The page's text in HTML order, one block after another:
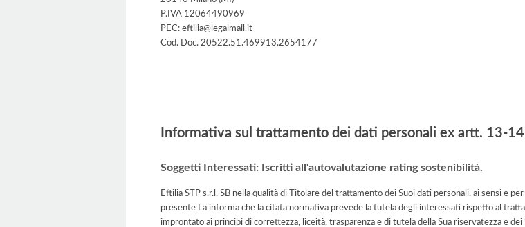
P.IVA 12064490969
PEC: eftilia@legalmail.it
Cod. Doc. 20522.51.469913.2654177
Informativa sul trattamento dei dati personali ex artt. 13-
Soggetti Interessati: Iscritti all'autovalutazione rating sostenibilità.
Eftilia STP s.r.l. SB nella qualità di Titolare del trattamento dei Suoi dati personali, ai sensi e
presente La informa che la citata normativa prevede la tutela degli interessati rispetto al
improntato ai principi di correttezza, liceità, trasparenza e di tutela della Sua riservatezza e dei